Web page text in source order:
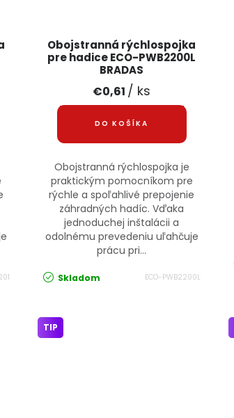
Obojstranná rýchlospojka
pre hadice ECO-PWB2200L
BRADAS
€0,61 / ks
DO KOŠÍKA
Obojstranná rýchlospojka je
praktickým pomocníkom pre
rýchle a spoľahlivé prepojenie
záhradných hadíc. Vďaka
jednoduchej inštalácii a
odolnému prevedeniu uľahčuje
prácu pri...
Skladom ECO-PWB2200L
TIP